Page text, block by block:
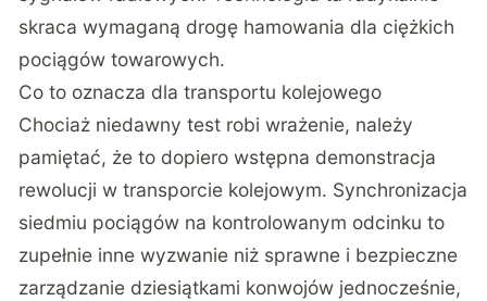
skraca wymaganą drogę hamowania dla ciężkich
pociągów towarowych.
Co to oznacza dla transportu kolejowego
Chociaż niedawny test robi wrażenie, należy
pamiętać, że to dopiero wstępna demonstracja
rewolucji w transporcie kolejowym. Synchronizacja
siedmiu pociągów na kontrolowanym odcinku to
zupełnie inne wyzwanie niż sprawne i bezpieczne
zarządzanie dziesiątkami konwojów jednocześnie,